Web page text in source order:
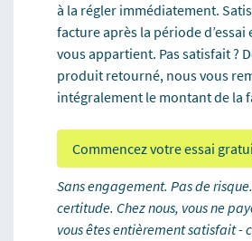
à la régler immédiatement.
facture après la période
vous appartient. Pas satisfait ?
produit retourné, nous vous
intégralement le montant de la
Commencez votre essai
Sans engagement. Pas de
certitude. Chez nous, vous ne
vous êtes entièrement satisfait -